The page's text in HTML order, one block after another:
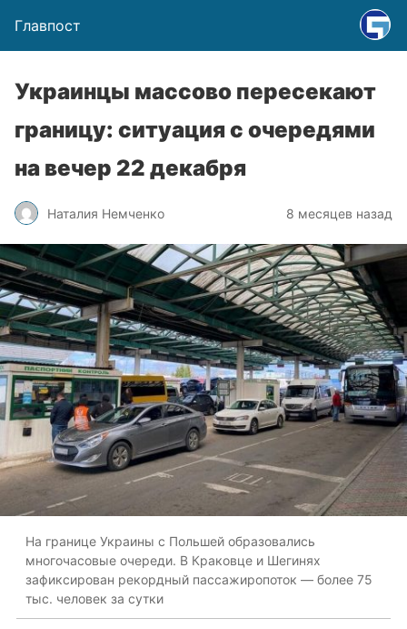
Главпост
Украинцы массово пересекают
границу: ситуация с очередями
на вечер 22 декабря
Наталия Немченко 8 месяцев назад
На границе Украины с Польшей образовались
многочасовые очереди. В Краковце и Шегинях
зафиксирован рекордный пассажиропоток — более 75
тыс. человек за сутки